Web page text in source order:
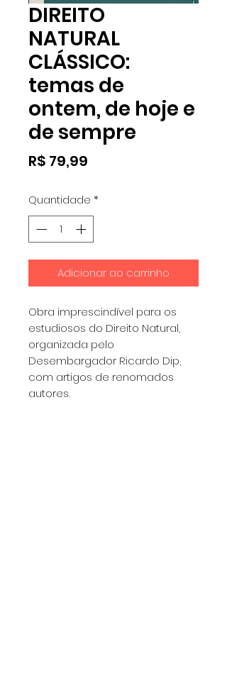
DIREITO
NATURAL
CLÁSSICO:
temas de
ontem, de hoje e
de sempre
R$ 79,99
Quantidade *
Adicionar ao carrinho
Obra imprescindível para os
estudiosos do Direito Natural,
organizada pelo
Desembargador Ricardo Dip,
com artigos de renomados
autores.